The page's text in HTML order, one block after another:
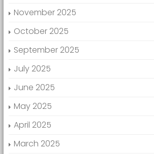
November 2025
October 2025
September 2025
July 2025
June 2025
May 2025
April 2025
March 2025